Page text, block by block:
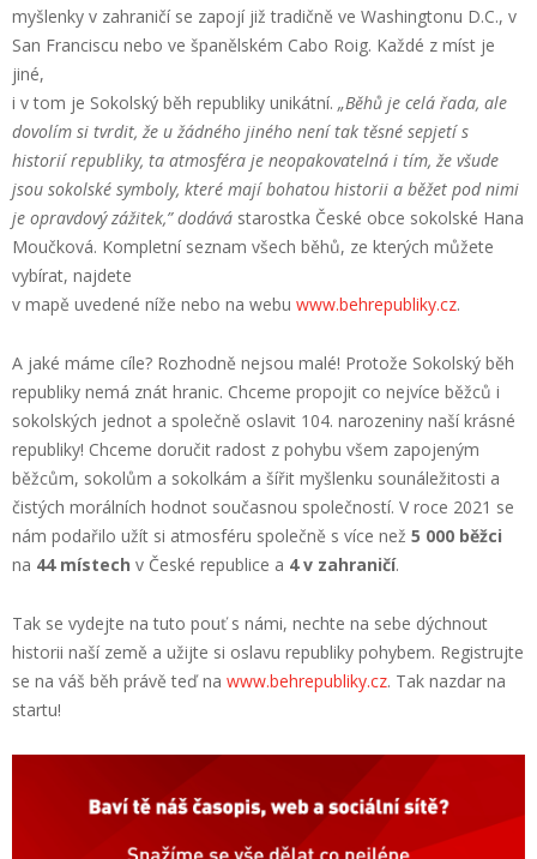
myšlenky v zahraničí se zapojí již tradičně ve Washingtonu D.C., v
San Franciscu nebo ve španělském Cabo Roig. Každé z míst je
jiné,
i v tom je Sokolský běh republiky unikátní. „Běhů je celá řada, ale
dovolím si tvrdit, že u žádného jiného není tak těsné sepjetí s
historií republiky, ta atmosféra je neopakovatelná i tím, že všude
jsou sokolské symboly, které mají bohatou historii a běžet pod nimi
je opravdový zážitek,” dodává starostka České obce sokolské Hana
Moučková. Kompletní seznam všech běhů, ze kterých můžete
vybírat, najdete
v mapě uvedené níže nebo na webu www.behrepubliky.cz.
A jaké máme cíle? Rozhodně nejsou malé! Protože Sokolský běh
republiky nemá znát hranic. Chceme propojit co nejvíce běžců i
sokolských jednot a společně oslavit 104. narozeniny naší krásné
republiky! Chceme doručit radost z pohybu všem zapojeným
běžcům, sokolům a sokolkám a šířit myšlenku sounáležitosti a
čistých morálních hodnot současnou společností. V roce 2021 se
nám podařilo užít si atmosféru společně s více než 5 000 běžci
na 44 místech v České republice a 4 v zahraničí.
Tak se vydejte na tuto pouť s námi, nechte na sebe dýchnout
historii naší země a užijte si oslavu republiky pohybem. Registrujte
se na váš běh právě teď na www.behrepubliky.cz. Tak nazdar na
startu!